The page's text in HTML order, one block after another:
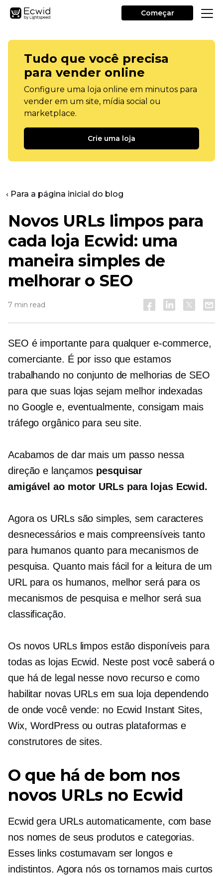
Começar
Tudo que você precisa
para vender online
Configure uma loja online em minutos para
vender em um site, mídia social ou
marketplace.
Crie uma loja
‹ Para a página inicial do blog
Novos URLs limpos para
cada loja Ecwid: uma
maneira simples de
melhorar o SEO
7 min read
SEO é importante para qualquer e-commerce,
comerciante. É por isso que estamos
trabalhando no conjunto de melhorias de SEO
para que suas lojas sejam melhor indexadas
no Google e, eventualmente, consigam mais
tráfego orgânico para seu site.
Acabamos de dar mais um passo nessa
direção e lançamos pesquisar
amigável ao motor URLs para lojas Ecwid.
Agora os URLs são simples, sem caracteres
desnecessários e mais compreensíveis tanto
para humanos quanto para mecanismos de
pesquisa. Quanto mais fácil for a leitura de um
URL para os humanos, melhor será para os
mecanismos de pesquisa e melhor será sua
classificação.
Os novos URLs limpos estão disponíveis para
todas as lojas Ecwid. Neste post você saberá o
que há de legal nesse novo recurso e como
habilitar novas URLs em sua loja dependendo
de onde você vende: no Ecwid Instant Sites,
Wix, WordPress ou outras plataformas e
construtores de sites.
O que há de bom nos
novos URLs no Ecwid
Ecwid gera URLs automaticamente, com base
nos nomes de seus produtos e categorias.
Esses links costumavam ser longos e
indistintos. Agora nós os tornamos mais curtos